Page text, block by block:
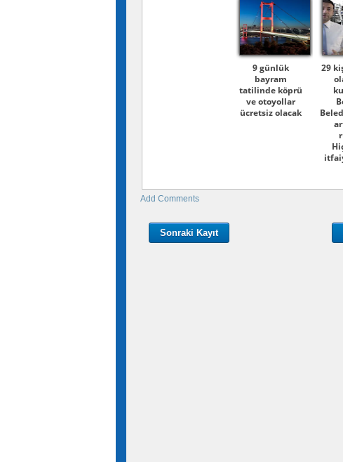
9 günlük
bayram
tatilinde köprü
ve otoyollar
ücretsiz olacak
29
Add Comments
Sonraki Kayıt